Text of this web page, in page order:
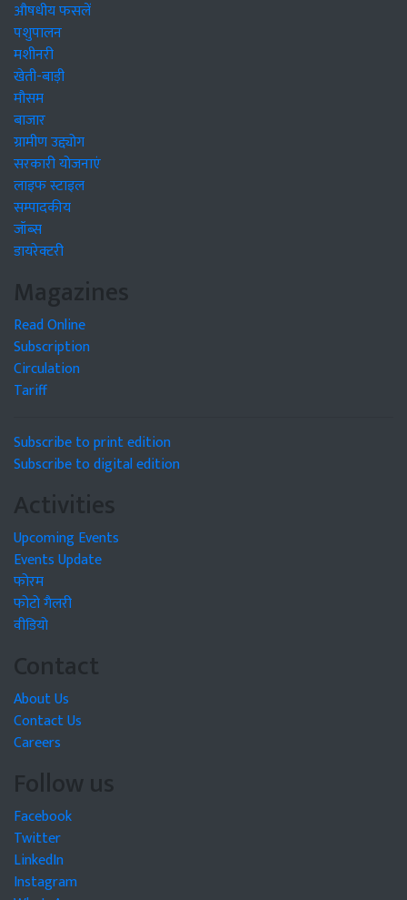
औषधीय फसलें
पशुपालन
मशीनरी
खेती-बाड़ी
मौसम
बाजार
ग्रामीण उद्द्योग
सरकारी योजनाएं
लाइफ स्टाइल
सम्पादकीय
जॉब्स
डायरेक्टरी
Magazines
Read Online
Subscription
Circulation
Tariff
Subscribe to print edition
Subscribe to digital edition
Activities
Upcoming Events
Events Update
फोरम
फोटो गैलरी
वीडियो
Contact
About Us
Contact Us
Careers
Follow us
Facebook
Twitter
LinkedIn
Instagram